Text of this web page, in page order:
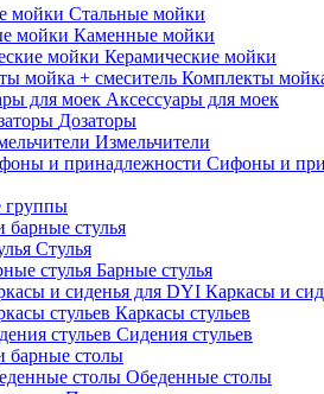
Стальные мойки
Каменные мойки
Керамические мойки
Комплекты
Аксессуары для моек
Дозаторы
Измельчители
Сифоны и
группы
стулья
Стулья
Барные стулья
Каркасы и
Каркасы стульев
Сидения стульев
барные столы
Обеденные столы